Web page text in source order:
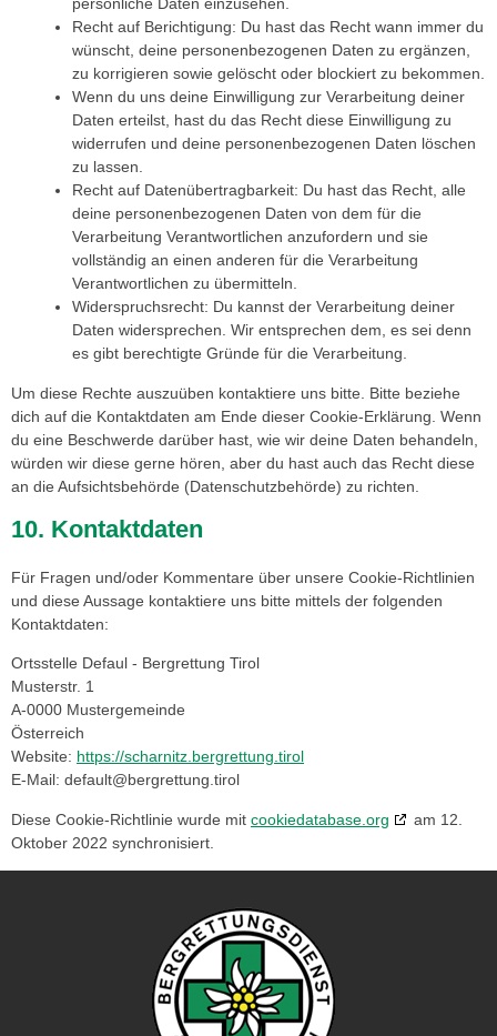
Recht auf Berichtigung: Du hast das Recht wann immer du
wünscht, deine personenbezogenen Daten zu ergänzen,
zu korrigieren sowie gelöscht oder blockiert zu bekommen.
Wenn du uns deine Einwilligung zur Verarbeitung deiner
Daten erteilst, hast du das Recht diese Einwilligung zu
widerrufen und deine personenbezogenen Daten löschen
zu lassen.
Recht auf Datenübertragbarkeit: Du hast das Recht, alle
deine personenbezogenen Daten von dem für die
Verarbeitung Verantwortlichen anzufordern und sie
vollständig an einen anderen für die Verarbeitung
Verantwortlichen zu übermitteln.
Widerspruchsrecht: Du kannst der Verarbeitung deiner
Daten widersprechen. Wir entsprechen dem, es sei denn
es gibt berechtigte Gründe für die Verarbeitung.
Um diese Rechte auszuüben kontaktiere uns bitte. Bitte beziehe
dich auf die Kontaktdaten am Ende dieser Cookie-Erklärung. Wenn
du eine Beschwerde darüber hast, wie wir deine Daten behandeln,
würden wir diese gerne hören, aber du hast auch das Recht diese
an die Aufsichtsbehörde (Datenschutzbehörde) zu richten.
10. Kontaktdaten
Für Fragen und/oder Kommentare über unsere Cookie-Richtlinien
und diese Aussage kontaktiere uns bitte mittels der folgenden
Kontaktdaten:
Ortsstelle Defaul - Bergrettung Tirol
Musterstr. 1
A-0000 Mustergemeinde
Österreich
Website: https://scharnitz.bergrettung.tirol
E-Mail: default@bergrettung.tirol
Diese Cookie-Richtlinie wurde mit cookiedatabase.org
am 12.
Oktober 2022 synchronisiert.